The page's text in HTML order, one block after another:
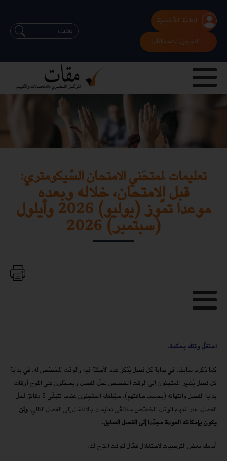
المنطقة الشّخصيّة
التسجيل للامتحانات
تعليمات لممتحَني الامتحان السّيكومتري:
قبل الامتحان، خلاله وبعده
موعدا تمّوز (يوليو) 2026 وأيلول
(سبتمبر) 2026
استغلّ وقتك بحكمة.
كما ذكرنا سابقا، في بداية كل فصل يُذكر عدد الأسئلة فيه والوقت المخصّص له. في بداية
كل فصل يُشير الممتحِنون إلى الوقت المخصص لحلّ الفصل ويسجّلون على اللوح أوقات
بداية الفصل وانتهائه (بحسب ساعتهم). سيُبلغك الممتحِنون عندما تتبقّى 5 دقائق لحلّ
الفصل. عند انتهاء الوقت المخصّص ستتلقّى تعليمات بالانتقال إلى الفصل التالي،ولن
يكون بإمكانك العودة مجدّدا إلى الفصل السابق.
أمامك بعض التوصيات لاستغلال فعّال للوقت المتاح لك: